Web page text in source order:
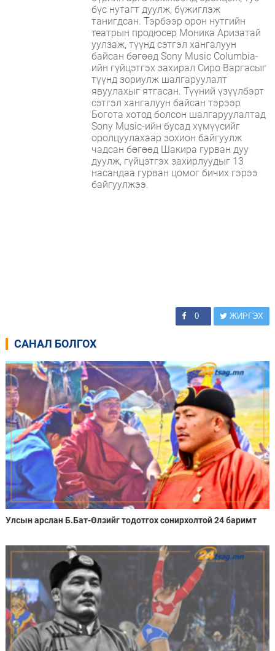
бүс нутагт дуулж, бүжиглэж
танигдсан. Тэрбээр орон нутгийн
театрын продюсер Моника Аризатай
уулзаж, түүнд сэтгэл хангалуун
байсан бөгөөд Sony Music Columbia-
ийн гүйцэтгэх захирал Сиро Варгасыг
түүнд зориулж шалгаруулалт
явуулахыг ятгасан. Түүний үзүүлбэрт
сэтгэл хангалуун байсан тэрээр
Богота хотод болсон шалгаруулалтад
Sony Music-ийн бусад хүмүүсийг
оролцуулахаар зохион байгуулж
чадсан бөгөөд Шакира гурван дуу
дуулж, гүйцэтгэх захирлуудыг 13
насандаа гурван цомог бичих гэрээ
байгуулжээ.
0 ЖИРГЭХ
САНАЛ БОЛГОХ
Улсын арслан Б.Бат-Өлзийг тодотгох сонирхолтой 24 баримт